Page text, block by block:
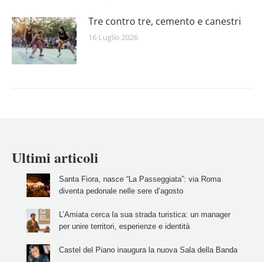
Tre contro tre, cemento e canestri
16 Luglio 2026
Ultimi articoli
Santa Fiora, nasce “La Passeggiata”: via Roma
diventa pedonale nelle sere d’agosto
L’Amiata cerca la sua strada turistica: un manager
per unire territori, esperienze e identità
Castel del Piano inaugura la nuova Sala della Banda